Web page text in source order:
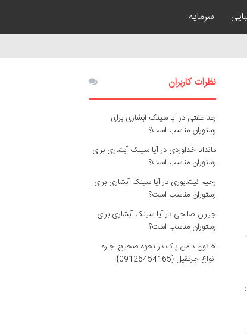
سرمایه
نظرات کاربران
رعنا عفتی درآیا سینک آبشاری برای
رستوران مناسب است؟
ماندانا خداوردی درآیا سینک آبشاری برای
رستوران مناسب است؟
رحیم نیشابوری درآیا سینک آبشاری برای
رستوران مناسب است؟
جیران صالحی درآیا سینک آبشاری برای
رستوران مناسب است؟
خاتون دامن پاکدرنحوه صحیح اجاره
انواع جرثقیل {09126454165}